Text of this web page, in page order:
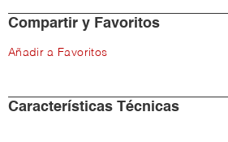
Compartir y Favoritos
Añadir a Favoritos
Características Técnicas